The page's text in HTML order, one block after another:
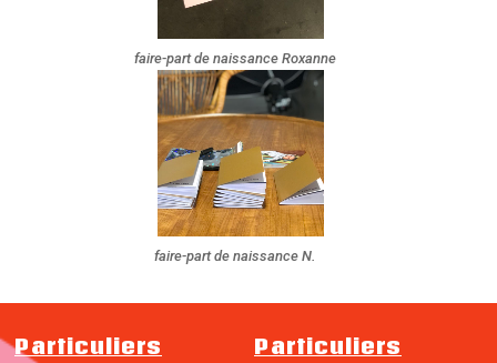
faire-part de naissance Roxanne
faire-part de naissance N.
Particuliers Particuliers